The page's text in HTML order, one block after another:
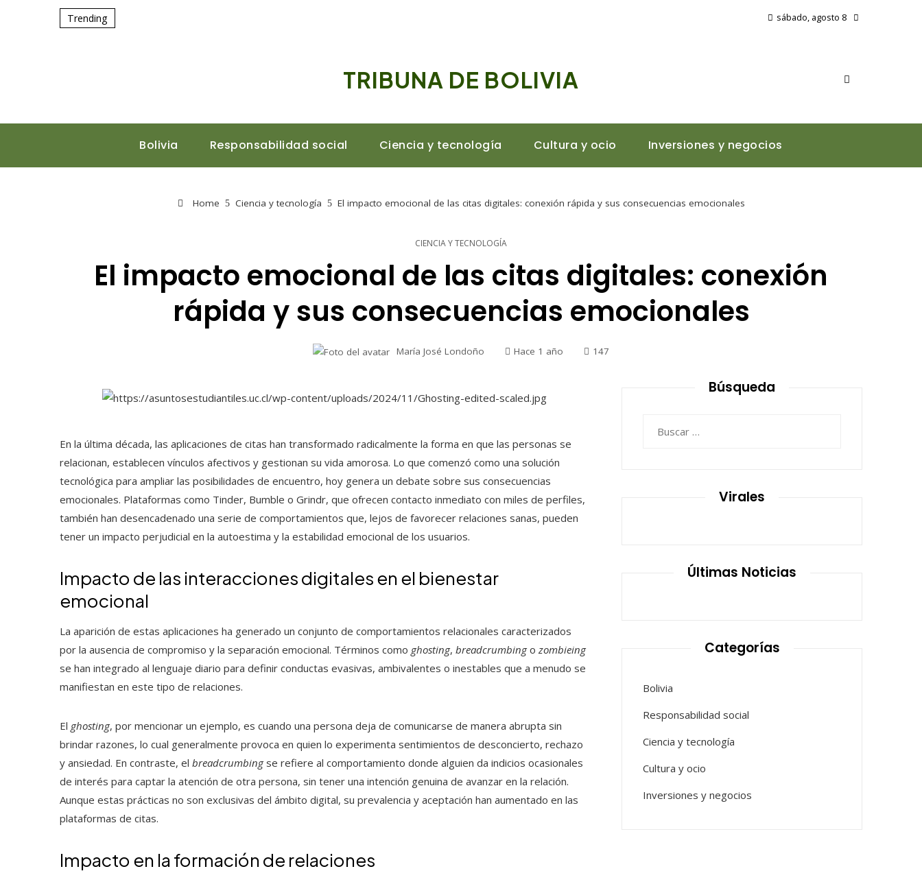
Trending sábado, agosto 8
TRIBUNA DE BOLIVIA
Bolivia Responsabilidad social Ciencia y tecnología Cultura y ocio Inversiones y negocios
Home Ciencia y tecnología El impacto emocional de las citas digitales: conexión rápida y sus consecuencias emocionales
CIENCIA Y TECNOLOGÍA
El impacto emocional de las citas digitales: conexión
rápida y sus consecuencias emocionales
María José Londoño Hace 1 año 147
En la última década, las aplicaciones de citas han transformado radicalmente la forma en que las personas se
relacionan, establecen vínculos afectivos y gestionan su vida amorosa. Lo que comenzó como una solución
tecnológica para ampliar las posibilidades de encuentro, hoy genera un debate sobre sus consecuencias
emocionales. Plataformas como Tinder, Bumble o Grindr, que ofrecen contacto inmediato con miles de perfiles,
también han desencadenado una serie de comportamientos que, lejos de favorecer relaciones sanas, pueden
tener un impacto perjudicial en la autoestima y la estabilidad emocional de los usuarios.
Impacto de las interacciones digitales en el bienestar
emocional
La aparición de estas aplicaciones ha generado un conjunto de comportamientos relacionales caracterizados
por la ausencia de compromiso y la separación emocional. Términos como ghosting, breadcrumbingo zombieing
se han integrado al lenguaje diario para definir conductas evasivas, ambivalentes o inestables que a menudo se
manifiestan en este tipo de relaciones.
El ghosting, por mencionar un ejemplo, es cuando una persona deja de comunicarse de manera abrupta sin
brindar razones, lo cual generalmente provoca en quien lo experimenta sentimientos de desconcierto, rechazo
y ansiedad. En contraste, el breadcrumbingse refiere al comportamiento donde alguien da indicios ocasionales
de interés para captar la atención de otra persona, sin tener una intención genuina de avanzar en la relación.
Aunque estas prácticas no son exclusivas del ámbito digital, su prevalencia y aceptación han aumentado en las
plataformas de citas.
Impacto en la formación de relaciones
Búsqueda
Virales
Últimas Noticias
Categorías
Bolivia
Responsabilidad social
Ciencia y tecnología
Cultura y ocio
Inversiones y negocios